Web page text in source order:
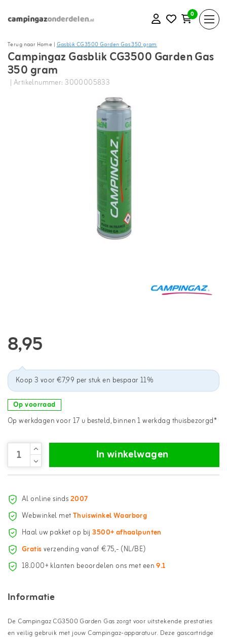
0
Terug naar Home |Gasblik CG3500 Garden Gas 350 gram
Campingaz Gasblik CG3500 Garden Gas
350 gram
| Artikelnummer: 3000005833
8,95
Koop 3 voor €7,99 per stuk en bespaar 11%
Op voorraad
Op werkdagen voor 17 u besteld, binnen 1 werkdag thuisbezorgd*
In winkelwagen
Al online sinds2007
Webwinkel metThuiswinkel Waarborg
Haal uw pakket op bij3500+ afhaalpunten
Gratisverzending vanaf €75,- (NL/BE)
18.000+ klanten beoordelen ons met een9.1
Informatie
De Campingaz CG3500 Garden Gas zorgt voor uitstekende prestaties
en veilig gebruik met jouw Campingaz-apparatuur. Deze gascartridge